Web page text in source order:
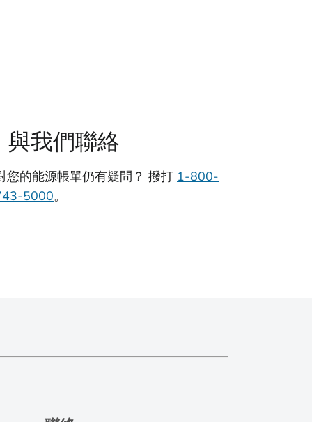
與我們聯絡
您的能源帳單仍有疑問？ 撥打 1-800-
5000。